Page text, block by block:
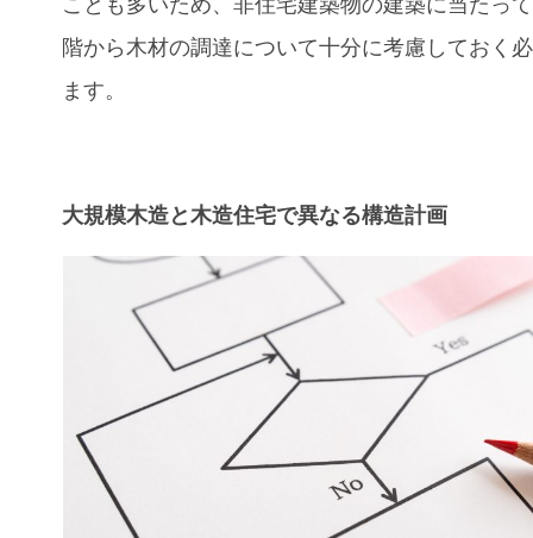
ことも多いため、非住宅建築物の建築に当たっ
階から木材の調達について十分に考慮しておく
ます。
大規模木造と木造住宅で異なる構造計画